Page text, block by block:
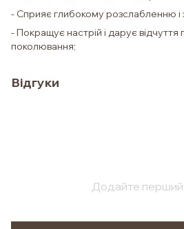
- Сприяє глибокому розслабленню і
- Покращує настрій і дарує
поколювання;
Відгуки
Додайте перший